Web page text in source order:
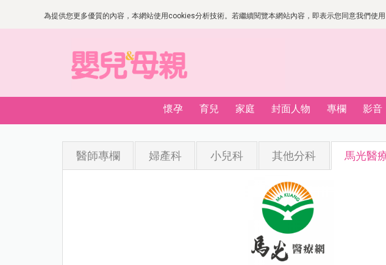
為提供您更多優質的內容，本網站使用cookies分析技術。若繼續閱覽本網站內容，即表示您同意我們使
懷孕 育兒 家庭 封面人物 專欄 影音
醫師專欄 婦產科 小兒科 其他分科 馬光醫